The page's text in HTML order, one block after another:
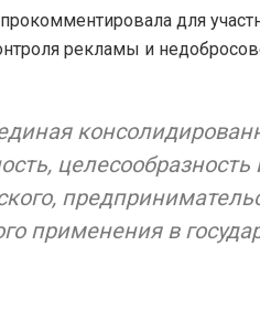
для
рекламы и
целесообразность
применения в